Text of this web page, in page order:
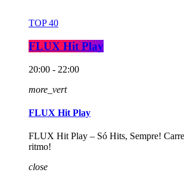
TOP 40
FLUX Hit Play
20:00 - 22:00
more_vert
FLUX Hit Play
FLUX Hit Play – Só Hits, Sempre!
ritmo!
close